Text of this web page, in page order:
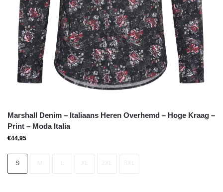
Marshall Denim – Italiaans Heren Overhemd – Hoge Kraag –
Print – Moda Italia
€44,95
S